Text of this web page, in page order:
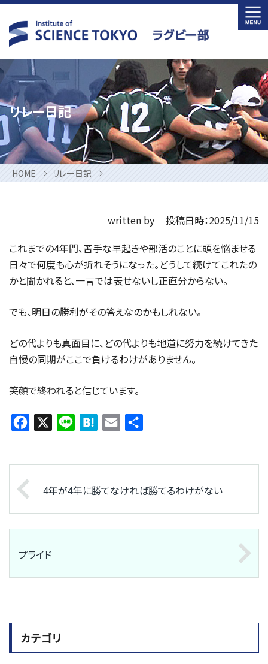
Skip
to
content
リレー日記
HOME リレー日記
written by
投稿日時：2025/11/15
これまでの4年間、苦手な早起きや部活のことに頭を悩ませる
日々で何度も心が折れそうになった。どうして続けてこれたの
かと聞かれると、一言では表せないし正直分からない。
でも、明日の勝利がその答えなのかもしれない。
どの代よりも真面目に、どの代よりも地道に努力を続けてきた
自慢の同期がここで負けるわけがありません。
笑顔で終われると信じています。
Facebook Line HatenaEmail
4年が4年に勝てなければ勝てるわけがない
プライド
カテゴリ